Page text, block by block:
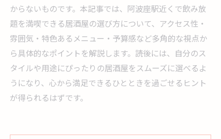
からないものです。本記事では、阿波座駅近くで飲み放
題を満喫できる居酒屋の選び方について、アクセス性・
雰囲気・特色あるメニュー・予算感など多角的な視点か
ら具体的なポイントを解説します。読後には、自分のス
タイルや用途にぴったりの居酒屋をスムーズに選べるよ
うになり、心から満足できるひとときを過ごせるヒント
が得られるはずです。